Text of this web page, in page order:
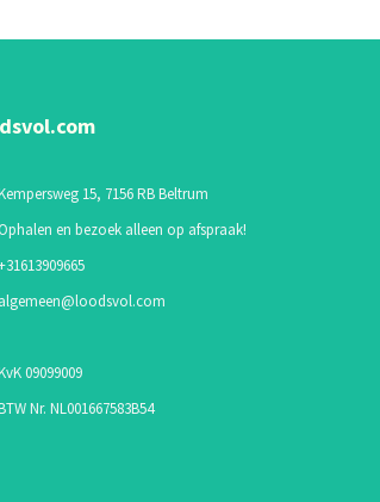
15, 7156 RB Beltrum
en bezoek alleen op afspraak!
algemeen@loodsvol.com
09099009
Nr. NL001667583B54